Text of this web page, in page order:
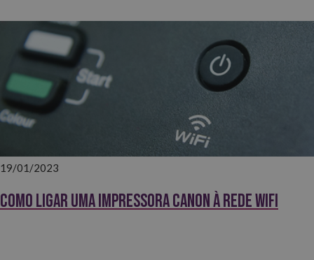
19/01/2023
Como ligar uma impressora Canon à rede wifi